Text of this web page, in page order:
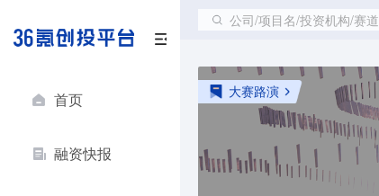
首页
融资快报
公司/项目名/投资机构/赛道
大赛路演